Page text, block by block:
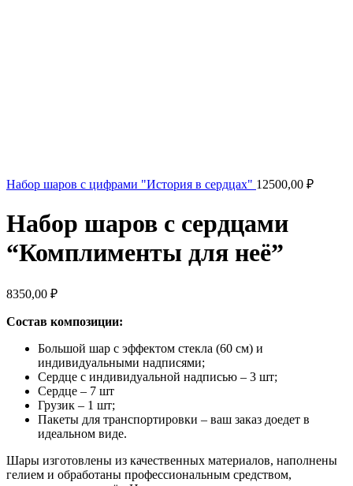
Набор шаров с цифрами "История в сердцах" 12500,00 ₽
Набор шаров с сердцами
“Комплименты для неё”
8350,00 ₽
Состав композиции:
Большой шар с эффектом стекла (60 см) и
индивидуальными надписями;
Сердце с индивидуальной надписью – 3 шт;
Сердце – 7 шт
Грузик – 1 шт;
Пакеты для транспортировки – ваш заказ доедет в
идеальном виде.
Шары изготовлены из качественных материалов, наполнены
гелием и обработаны профессиональным средством,